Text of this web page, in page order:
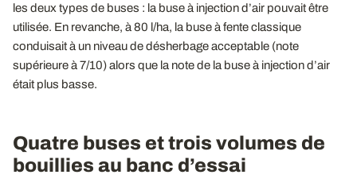
les deux types de buses : la buse à injection d’air pouvait être
utilisée. En revanche, à 80 l/ha, la buse à fente classique
conduisait à un niveau de désherbage acceptable (note
supérieure à 7/10) alors que la note de la buse à injection d’air
était plus basse.
Quatre buses et trois volumes de
bouillies au banc d’essai